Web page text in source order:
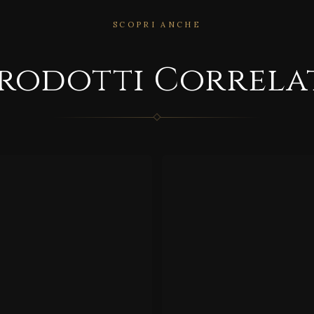
SCOPRI ANCHE
Roya
le